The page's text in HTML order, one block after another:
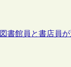
書館員と書店員